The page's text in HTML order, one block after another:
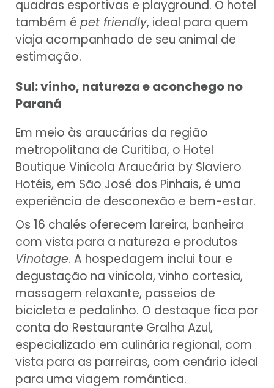
quadras esportivas e playground. O hotel
também é pet friendly, ideal para quem
viaja acompanhado de seu animal de
estimação.
Sul: vinho, natureza e aconchego no
Paraná
Em meio às araucárias da região
metropolitana de Curitiba, o Hotel
Boutique Vinícola Araucária by Slaviero
Hotéis, em São José dos Pinhais, é uma
experiência de desconexão e bem-estar.
Os 16 chalés oferecem lareira, banheira
com vista para a natureza e produtos
Vinotage. A hospedagem inclui tour e
degustação na vinícola, vinho cortesia,
massagem relaxante, passeios de
bicicleta e pedalinho. O destaque fica por
conta do Restaurante Gralha Azul,
especializado em culinária regional, com
vista para as parreiras, com cenário ideal
para uma viagem romântica.